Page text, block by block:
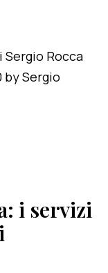
i servizi